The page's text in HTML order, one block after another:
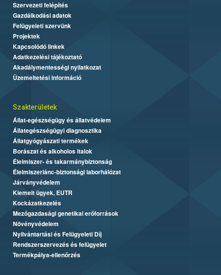
Szervezeti felépítés
Gazdálkodási adatok
Felügyeleti szervünk
Projektek
Kapcsolódó linkek
Adatkezelési tájékoztató
Akadálymentességi nyilatkozat
Üzemeltetési információ
Szakterületek
Állat-egészségügy és állatvédelem
Állategészségügyi diagnosztika
Állatgyógyászati termékek
Borászat és alkoholos italok
Élelmiszer- és takarmánybiztonság
Élelmiszerlánc-biztonsági laborhálózat
Járványvédelem
Kiemelt ügyek, EUTR
Kockázatkezelés
Mezőgazdasági genetikai erőforrások
Növényvédelem
Nyilvántartási és Felügyeleti Díj
Rendszerszervezés és felügyelet
Termékpálya-ellenőrzés